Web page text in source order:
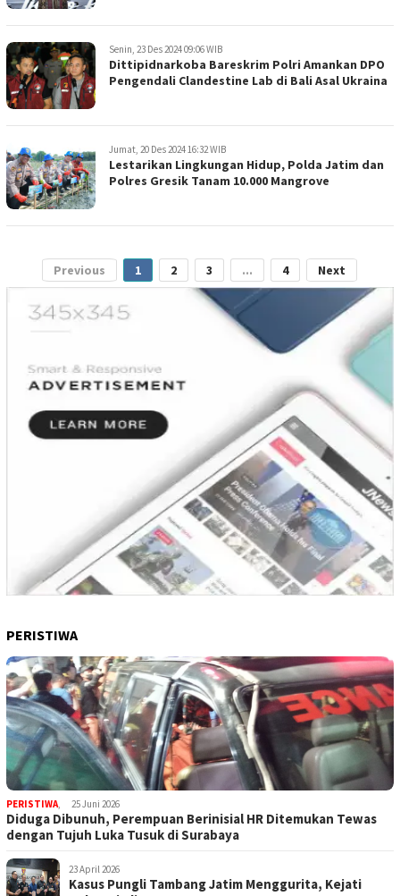
Senin, 23 Des 2024 09:06 WIB
Dittipidnarkoba Bareskrim Polri Amankan DPO
Pengendali Clandestine Lab di Bali Asal Ukraina
Jumat, 20 Des 2024 16:32 WIB
Lestarikan Lingkungan Hidup, Polda Jatim dan
Polres Gresik Tanam 10.000 Mangrove
Previous 1 2 3 ... 4 Next
PERISTIWA
PERISTIWA, 25 Juni 2026
Diduga Dibunuh, Perempuan Berinisial HR Ditemukan Tewas
dengan Tujuh Luka Tusuk di Surabaya
23 April 2026
Kasus Pungli Tambang Jatim Menggurita, Kejati